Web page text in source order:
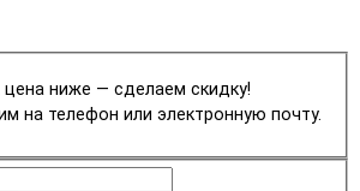
цена ниже — сделаем скидку!
на телефон или электронную почту.